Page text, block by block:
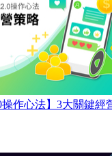
操作心法】3大關鍵經